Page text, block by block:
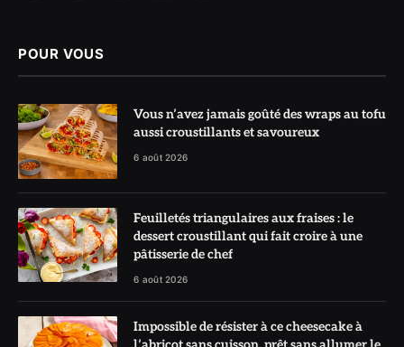
POUR VOUS
Vous n’avez jamais goûté des wraps au tofu
aussi croustillants et savoureux
6 août 2026
Feuilletés triangulaires aux fraises : le
dessert croustillant qui fait croire à une
pâtisserie de chef
6 août 2026
Impossible de résister à ce cheesecake à